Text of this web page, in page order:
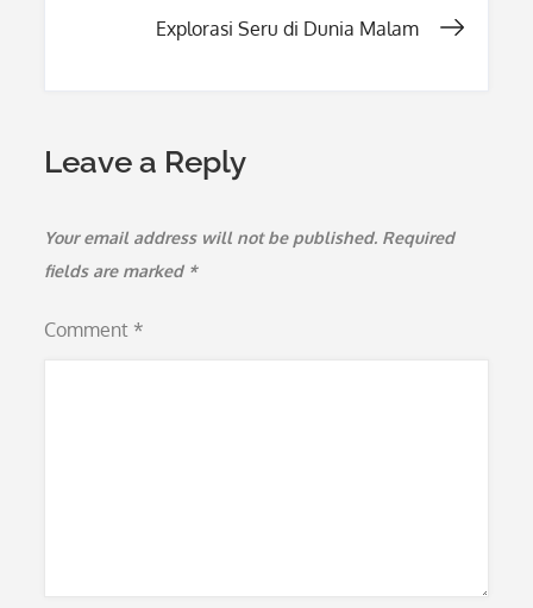
Explorasi Seru di Dunia Malam
Leave a Reply
Your email address will not be published. Required
fields are marked *
Comment *